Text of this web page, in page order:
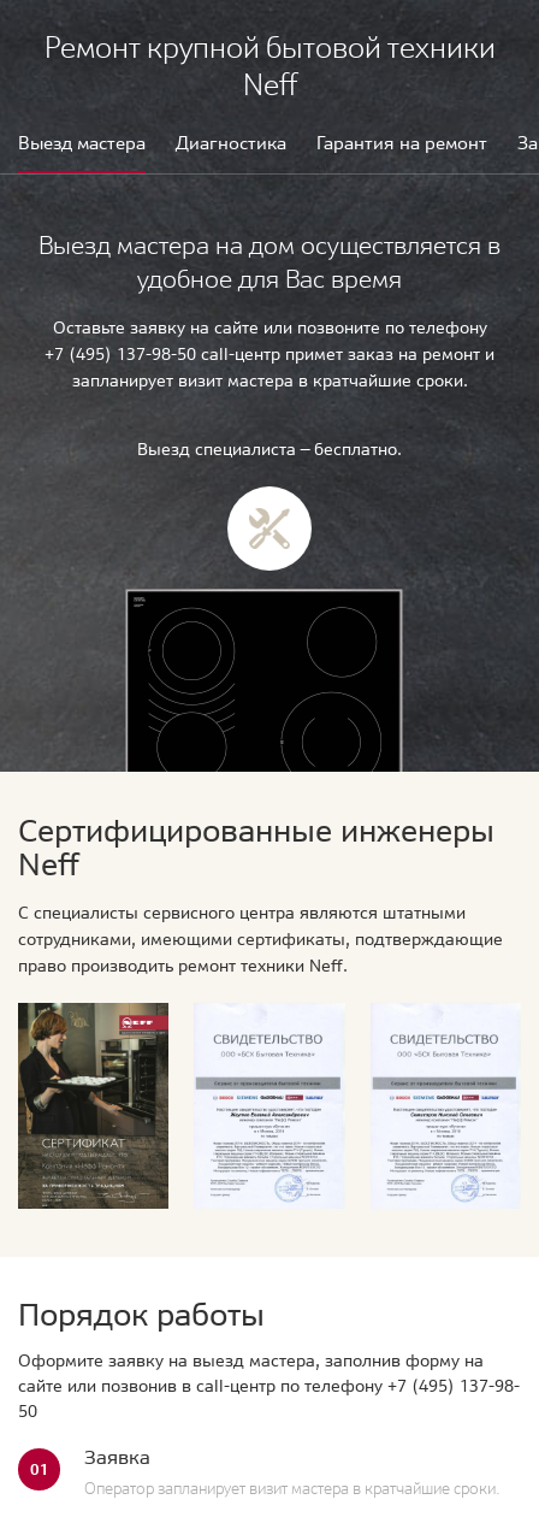
Ремонт крупной бытовой техники
Neff
Выезд мастера Диагностика Гарантия на ремонт
Выезд мастера на дом осуществляется в
удобное для Вас время
Оставьте заявку на сайте или позвоните по телефону
+7 (495) 137-98-50 call-центр примет заказ на ремонт и
запланирует визит мастера в кратчайшие сроки.
Выезд специалиста — бесплатно.
Сертифицированные инженеры
Neff
С специалисты сервисного центра являются штатными
сотрудниками, имеющими сертификаты, подтверждающие
право производить ремонт техники Neff.
Порядок работы
Оформите заявку на выезд мастера, заполнив форму на
сайте или позвонив в call-центр по телефону +7 (495) 137-98-
50
01 Заявка
Оператор запланирует визит мастера в кратчайшие сроки.